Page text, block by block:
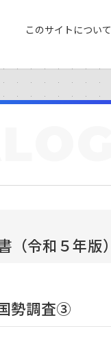
このサイトについて
（令和５年版）
勢調査③